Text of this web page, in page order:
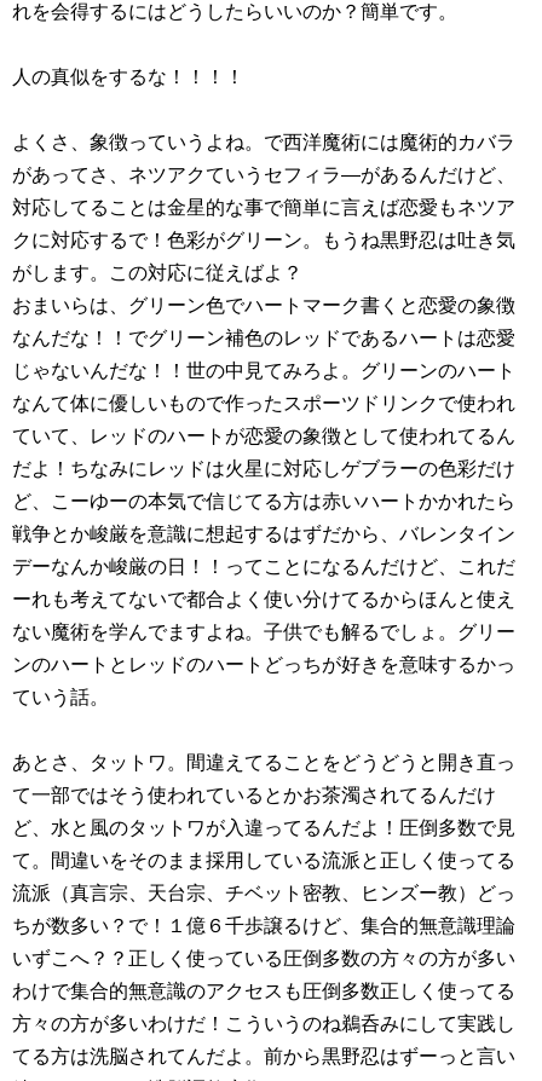
れを会得するにはどうしたらいいのか？簡単です。
人の真似をするな！！！！
よくさ、象徴っていうよね。で西洋魔術には魔術的カバラ
があってさ、ネツアクていうセフィラ―があるんだけど、
対応してることは金星的な事で簡単に言えば恋愛もネツア
クに対応するで！色彩がグリーン。もうね黒野忍は吐き気
がします。この対応に従えばよ？
おまいらは、グリーン色でハートマーク書くと恋愛の象徴
なんだな！！でグリーン補色のレッドであるハートは恋愛
じゃないんだな！！世の中見てみろよ。グリーンのハート
なんて体に優しいもので作ったスポーツドリンクで使われ
ていて、レッドのハートが恋愛の象徴として使われてるん
だよ！ちなみにレッドは火星に対応しゲブラーの色彩だけ
ど、こーゆーの本気で信じてる方は赤いハートかかれたら
戦争とか峻厳を意識に想起するはずだから、バレンタイン
デーなんか峻厳の日！！ってことになるんだけど、これだ
ーれも考えてないで都合よく使い分けてるからほんと使え
ない魔術を学んでますよね。子供でも解るでしょ。グリー
ンのハートとレッドのハートどっちが好きを意味するかっ
ていう話。
あとさ、タットワ。間違えてることをどうどうと開き直っ
て一部ではそう使われているとかお茶濁されてるんだけ
ど、水と風のタットワが入違ってるんだよ！圧倒多数で見
て。間違いをそのまま採用している流派と正しく使ってる
流派（真言宗、天台宗、チベット密教、ヒンズー教）どっ
ちが数多い？で！１億６千歩譲るけど、集合的無意識理論
いずこへ？？正しく使っている圧倒多数の方々の方が多い
わけで集合的無意識のアクセスも圧倒多数正しく使ってる
方々の方が多いわけだ！こういうのね鵜呑みにして実践し
てる方は洗脳されてんだよ。前から黒野忍はずーっと言い